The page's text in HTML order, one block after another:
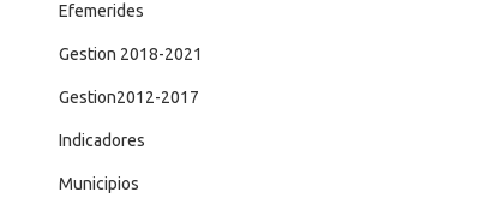
Efemerides
Gestion 2018-2021
Gestion2012-2017
Indicadores
Municipios